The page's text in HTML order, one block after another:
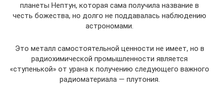
планеты Нептун, которая сама получила название в
честь божества, но долго не поддавалась наблюдению
астрономами.
Это металл самостоятельной ценности не имеет, но в
радиохимической промышленности является
«ступенькой» от урана к получению следующего важного
радиоматериала — плутония.